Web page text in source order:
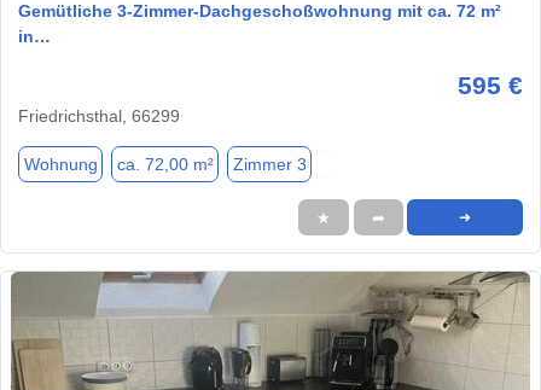
Gemütliche 3-Zimmer-Dachgeschoßwohnung mit ca. 72 m²
in…
595 €
Friedrichsthal, 66299
Wohnung ca. 72,00 m² Zimmer 3
★ ➦ ➜